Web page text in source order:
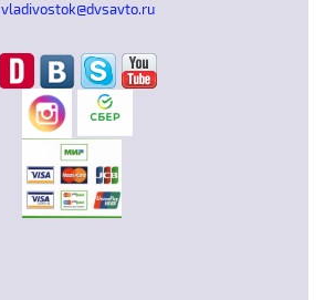
vladivostok@dvsavto.ru